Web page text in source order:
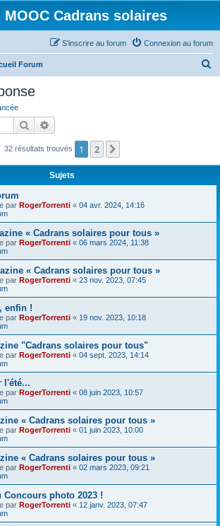
MOOC Cadrans solaires
Connexion au forum
S’inscrire au forum
Forum
c
Rechercher
32 résultats trouvés 1 2
Sujets
par RogerTorrenti « 04 avr. 2024, 14:16
« Cadrans solaires pour tous »
par RogerTorrenti « 06 mars 2024, 11:38
« Cadrans solaires pour tous »
par RogerTorrenti « 23 nov. 2023, 07:45
enfin !
par RogerTorrenti « 19 nov. 2023, 10:18
"Cadrans solaires pour tous"
par RogerTorrenti « 04 sept. 2023, 14:14
l'été...
par RogerTorrenti « 08 juin 2023, 10:57
« Cadrans solaires pour tous »
par RogerTorrenti « 01 juin 2023, 10:00
« Cadrans solaires pour tous »
par RogerTorrenti « 02 mars 2023, 09:21
Concours photo 2023 !
par RogerTorrenti « 12 janv. 2023, 07:47